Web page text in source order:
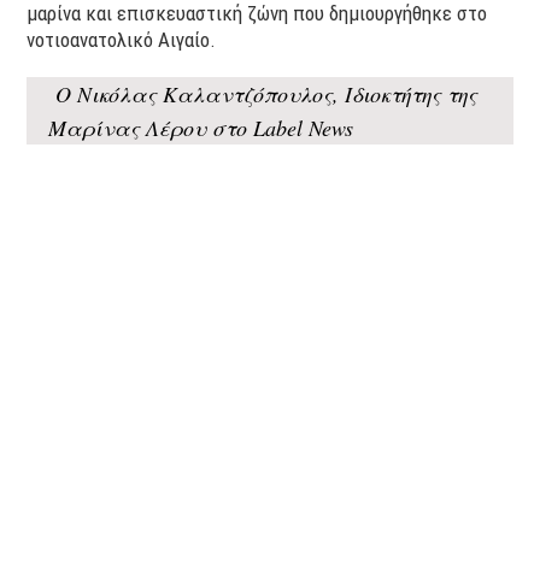
μαρίνα και επισκευαστική ζώνη που δημιουργήθηκε στο
νοτιοανατολικό Αιγαίο.
Ο Νικόλας Καλαντζόπουλος, Ιδιοκτήτης της
Μαρίνας Λέρου στο Label News